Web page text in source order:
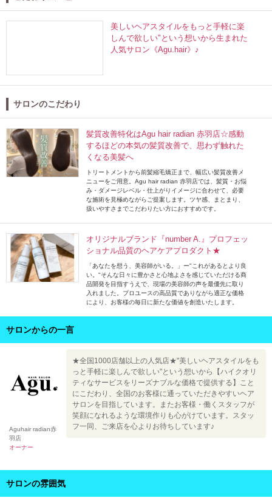
美しいヘアスタイルをもっと手軽に楽
しんで欲しい"という想いから生まれた
人気サロン《Agu.hair》♪
サロンのこだわり
髪質改善特化はAgu hair radian 赤羽店☆感動
するほどの本気の髪質改善で、思わず触れた
くなる美髪へ
トリートメントから前髪縮毛矯正まで、幅広い髪質改善メ
ニューをご用意。Agu hair radian 赤羽店では、髪質・お悩
み・ダメージレベル・仕上がりイメージに合わせて、必要
な施術を見極めながらご提案します。ツヤ感、まとまり、
扱いやすさまでこだわりたい方におすすめです。
オリジナルブランド『number A.』プロフェッ
ショナル品質のヘアケアプロダクト★
「あなたを想う、美容師がいる。」ー"これがあるとより良
い。"そんな日々に豊かさと心地よさを感じていただける商
品開発を目指すうえで、現場の美容師の声を最優先に取り
入れました。プロユースの高品質でありながら適正な価格
により、お客様の毎日に新たな価値を創造いたします。
サロンからの一言
Aguhair radian赤
羽店
オーナー
★全国1000店舗以上の人気店★"美しいヘアスタイルをも
っと手軽に楽しんで欲しい"という想いから【ハイクオリ
ティなサービスをリーズナブルな価格で提供する】こと
にこだわり、全国のお客様に通っていただきやすいヘア
サロンを目指しています。またお客様・働くスタッフが
笑顔になれるような環境作りも心がけています。スタッ
フ一同、ご来店を心よりお待ちしています♪
サロンの雰囲気